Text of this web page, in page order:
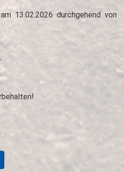
13.02.2026 durchgehend von